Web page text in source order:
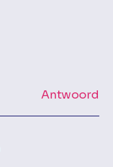
Antwoord